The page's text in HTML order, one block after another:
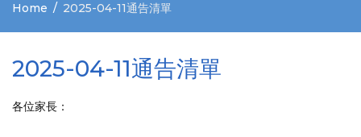
Home 2025-04-11通告清單
2025-04-11通告清單
各位家長：